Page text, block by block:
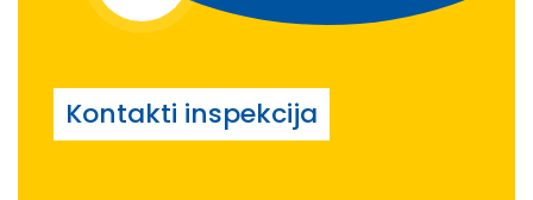
Kontakti inspekcija